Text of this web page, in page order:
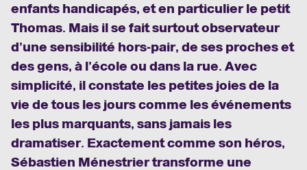
enfants handicapés, et en particulier le petit
Thomas. Mais il se fait surtout observateur
d’une sensibilité hors-pair, de ses proches et
des gens, à l’école ou dans la rue. Avec
simplicité, il constate les petites joies de la
vie de tous les jours comme les événements
les plus marquants, sans jamais les
dramatiser. Exactement comme son héros,
Sébastien Ménestrier transforme une